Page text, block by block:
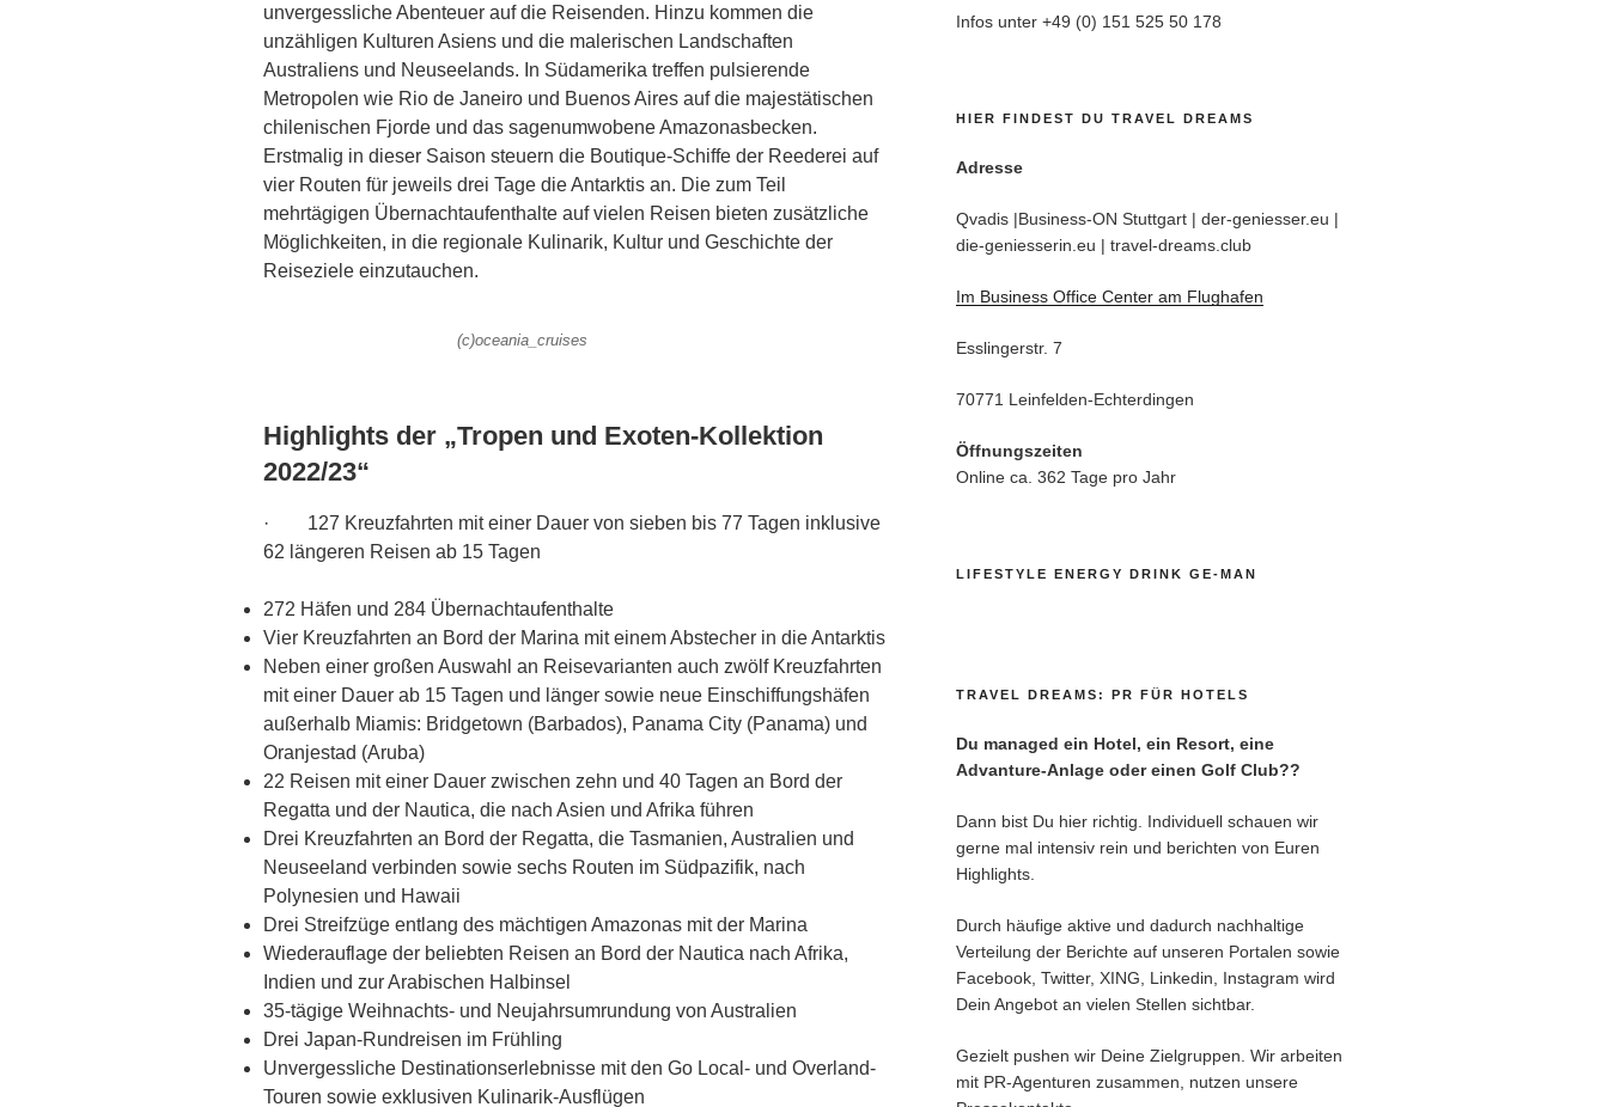
unvergessliche Abenteuer auf die Reisenden. Hinzu kommen die
unzähligen Kulturen Asiens und die malerischen Landschaften
Australiens und Neuseelands. In Südamerika treffen pulsierende
Metropolen wie Rio de Janeiro und Buenos Aires auf die majestätischen
chilenischen Fjorde und das sagenumwobene Amazonasbecken.
Erstmalig in dieser Saison steuern die Boutique-Schiffe der Reederei auf
vier Routen für jeweils drei Tage die Antarktis an. Die zum Teil
mehrtägigen Übernachtaufenthalte auf vielen Reisen bieten zusätzliche
Möglichkeiten, in die regionale Kulinarik, Kultur und Geschichte der
Reiseziele einzutauchen.
(c)oceania_cruises
Highlights der „Tropen und Exoten-Kollektion
2022/23“
· 127 Kreuzfahrten mit einer Dauer von sieben bis 77 Tagen inklusive
62 längeren Reisen ab 15 Tagen
272 Häfen und 284 Übernachtaufenthalte
Vier Kreuzfahrten an Bord der Marina mit einem Abstecher in die Antarktis
Neben einer großen Auswahl an Reisevarianten auch zwölf Kreuzfahrten
mit einer Dauer ab 15 Tagen und länger sowie neue Einschiffungshäfen
außerhalb Miamis: Bridgetown (Barbados), Panama City (Panama) und
Oranjestad (Aruba)
22 Reisen mit einer Dauer zwischen zehn und 40 Tagen an Bord der
Regatta und der Nautica, die nach Asien und Afrika führen
Drei Kreuzfahrten an Bord der Regatta, die Tasmanien, Australien und
Neuseeland verbinden sowie sechs Routen im Südpazifik, nach
Polynesien und Hawaii
Drei Streifzüge entlang des mächtigen Amazonas mit der Marina
Wiederauflage der beliebten Reisen an Bord der Nautica nach Afrika,
Indien und zur Arabischen Halbinsel
35-tägige Weihnachts- und Neujahrsumrundung von Australien
Drei Japan-Rundreisen im Frühling
Unvergessliche Destinationserlebnisse mit den Go Local- und Overland-
Touren sowie exklusiven Kulinarik-Ausflügen
Infos unter +49 (0) 151 525 50 178
HIER FINDEST DU TRAVEL DREAMS
Adresse
Qvadis |Business-ON Stuttgart | der-geniesser.eu |
die-geniesserin.eu | travel-dreams.club
Im Business Office Center am Flughafen
Esslingerstr. 7
70771 Leinfelden-Echterdingen
Öffnungszeiten
Online ca. 362 Tage pro Jahr
LIFESTYLE ENERGY DRINK GE-MAN
TRAVEL DREAMS: PR FÜR HOTELS
Du managed ein Hotel, ein Resort, eine
Advanture-Anlage oder einen Golf Club??
Dann bist Du hier richtig. Individuell schauen wir
gerne mal intensiv rein und berichten von Euren
Highlights.
Durch häufige aktive und dadurch nachhaltige
Verteilung der Berichte auf unseren Portalen sowie
Facebook, Twitter, XING, Linkedin, Instagram wird
Dein Angebot an vielen Stellen sichtbar.
Gezielt pushen wir Deine Zielgruppen. Wir arbeiten
mit PR-Agenturen zusammen, nutzen unsere